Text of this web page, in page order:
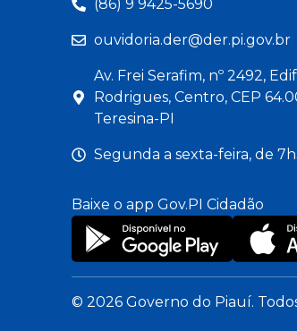
(86) 9 9425-5690
ouvidoria.der@der.pi.gov.br
Av. Frei Serafim, nº 2492,
Rodrigues, Centro, CEP
Teresina-PI
Segunda a sexta-feira, de
Baixe o app Gov.PI Cidadão
© 2026 Governo do Piauí.